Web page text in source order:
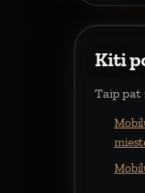
Kiti
Taip pat